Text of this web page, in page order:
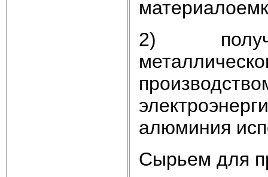
2)
алюминия
Сырьем для